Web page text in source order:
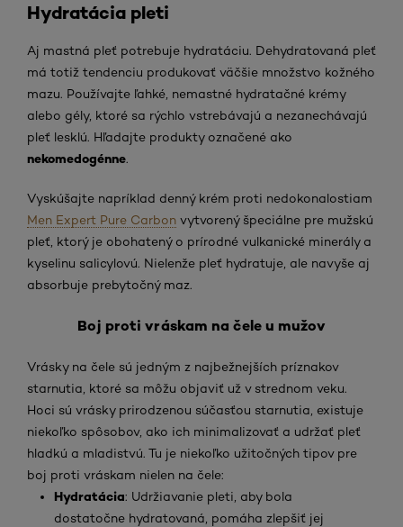
Hydratácia pleti
Aj mastná pleť potrebuje hydratáciu. Dehydratovaná pleť
má totiž tendenciu produkovať väčšie množstvo kožného
mazu. Používajte ľahké, nemastné hydratačné krémy
alebo gély, ktoré sa rýchlo vstrebávajú a nezanechávajú
pleť lesklú. Hľadajte produkty označené ako
nekomedogénne.
Vyskúšajte napríklad denný krém proti nedokonalostiam
Men Expert Pure Carbon vytvorený špeciálne pre mužskú
pleť, ktorý je obohatený o prírodné vulkanické minerály a
kyselinu salicylovú. Nielenže pleť hydratuje, ale navyše aj
absorbuje prebytočný maz.
Boj proti vráskam na čele u mužov
Vrásky na čele sú jedným z najbežnejších príznakov
starnutia, ktoré sa môžu objaviť už v strednom veku.
Hoci sú vrásky prirodzenou súčasťou starnutia, existuje
niekoľko spôsobov, ako ich minimalizovať a udržať pleť
hladkú a mladistvú. Tu je niekoľko užitočných tipov pre
boj proti vráskam nielen na čele:
Hydratácia: Udržiavanie pleti, aby bola
dostatočne hydratovaná, pomáha zlepšiť jej